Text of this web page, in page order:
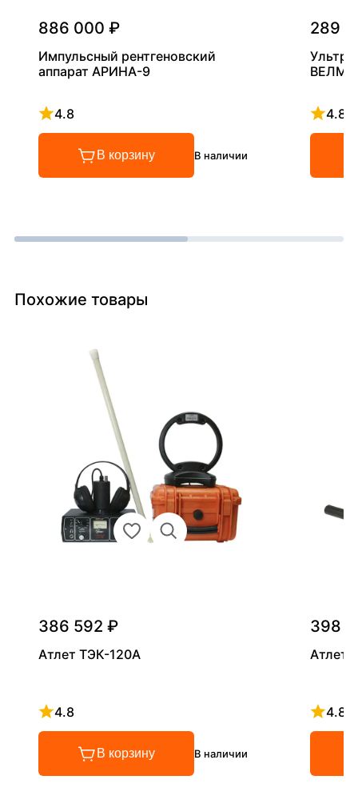
886 000 ₽
Импульсный рентгеновский
аппарат АРИНА-9
4.8
Рейтинг 4.8 из 5
В корзину В наличии
289
4.8
Похожие товары
386 592 ₽
Атлет ТЭК-120А
4.8
Рейтинг 4.8 из 5
В корзину В наличии
398
Атлет
4.8